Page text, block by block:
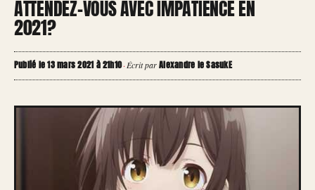
ATTENDEZ-VOUS AVEC IMPATIENCE EN
2021?
Publié le 13 mars 2021 à 21h10·Écrit parAlexandre le SasukE